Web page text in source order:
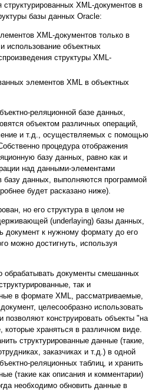
структурированных XML-документов в
базы данных Oracle:
XML-документов только в
использование объектных
структуры XML-
элементов XML в объектных
реляционной базе данных,
объектом различных операций,
и т.д., осуществляемых с помощью
процедура отображения
базу данных, равно как и
над данными-элементами
базу данных, выполняются программой
будет расказано ниже).
но его структура в целом не
(underlaying) базы данных,
документ к нужному формату до его
можно достигнуть, используя
обрабатывать документы смешанных
так и
в формате XML, рассматриваемые,
целесообразно использовать
позволяют конструировать объекты "на
которые храняться в различном виде.
структурированные данные (такие,
заказчиках и т.д.) в одной
реляционных таблиц, и хранить
(такие как описания и комментарии)
необходимо обновить данные в